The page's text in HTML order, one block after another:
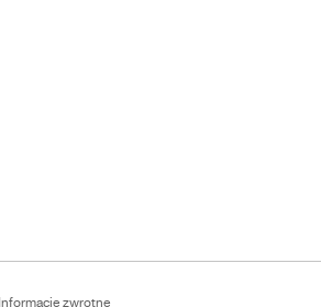
Informacje zwrotne